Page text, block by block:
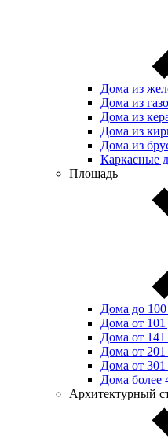
Дома из
Дома из
Дома из
Дома из
Дома из
Каркасные
Площадь
Дома до
Дома от
Дома от
Дома от
Дома от
Дома более
Архитектурный